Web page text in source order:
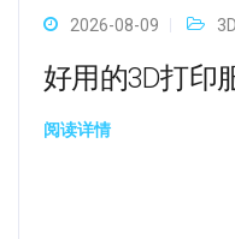
2026-08-09
好用的3D打印
阅读详情